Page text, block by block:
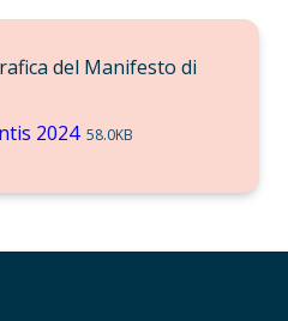
del Manifesto di
2024 58.0KB